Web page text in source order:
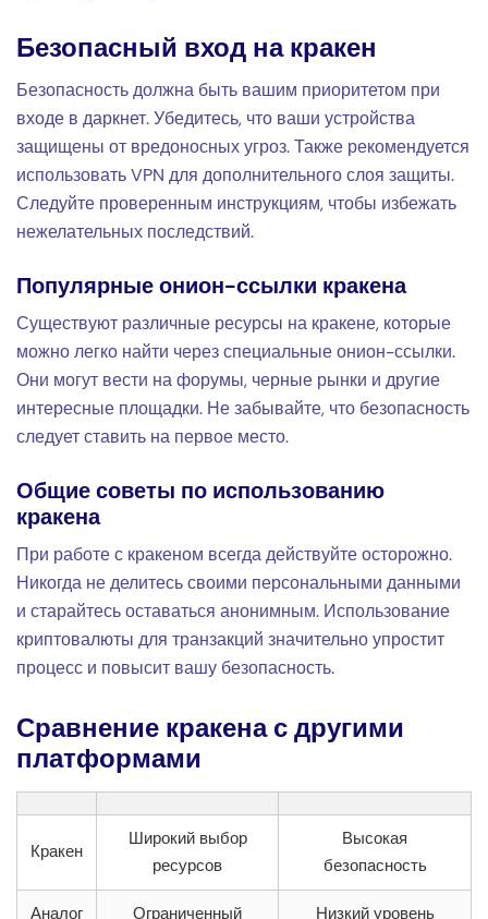
Безопасный вход на кракен
Безопасность должна быть вашим приоритетом при
входе в даркнет. Убедитесь, что ваши устройства
защищены от вредоносных угроз. Также рекомендуется
использовать VPN для дополнительного слоя защиты.
Следуйте проверенным инструкциям, чтобы избежать
нежелательных последствий.
Популярные онион-ссылки кракена
Существуют различные ресурсы на кракене, которые
можно легко найти через специальные онион-ссылки.
Они могут вести на форумы, черные рынки и другие
интересные площадки. Не забывайте, что безопасность
следует ставить на первое место.
Общие советы по использованию
кракена
При работе с кракеном всегда действуйте осторожно.
Никогда не делитесь своими персональными данными
и старайтесь оставаться анонимным. Использование
криптовалюты для транзакций значительно упростит
процесс и повысит вашу безопасность.
Сравнение кракена с другими
платформами
Кракен
Широкий выбор
ресурсов
Высокая
безопасность
Аналог Ограниченный Низкий уровень